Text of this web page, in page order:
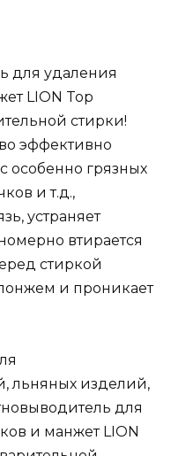
для удаления
LION Top
стирки!
эффективно
особенно грязных
и т.д.,
устраняет
втирается
стиркой
и проникает
льняных изделий,
для
и манжет LION